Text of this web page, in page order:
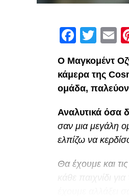
Ο Μαγκομέντ
κάμερα της
ομάδα,
Αναλυτικά όσα
σαν μια μεγάλη
ελπίζω να
Θα έχουμε και
κάθε παιχνίδι